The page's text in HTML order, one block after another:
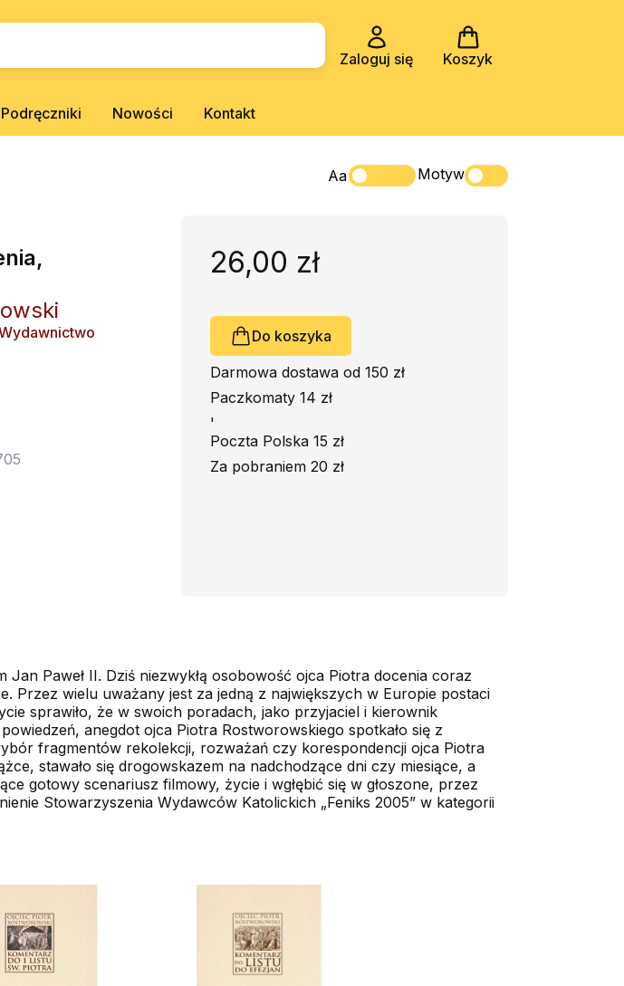
Zaloguj się Koszyk
Podręczniki Nowości Kontakt
Aa Motyw
26,00 zł
Do koszyka
Darmowa dostawa od 150 zł
Paczkomaty 14 zł
'
Poczta Polska 15 zł
Za pobraniem 20 zł
Jan Paweł II. Dziś niezwykłą osobowość ojca Piotra docenia coraz
Przez wielu uważany jest za jedną z największych w Europie postaci
sprawiło, że w swoich poradach, jako przyjaciel i kierownik
anegdot ojca Piotra Rostworowskiego spotkało się z
fragmentów rekolekcji, rozważań czy korespondencji ojca Piotra
stawało się drogowskazem na nadchodzące dni czy miesiące, a
gotowy scenariusz filmowy, życie i wgłębić się w głoszone, przez
Stowarzyszenia Wydawców Katolickich „Feniks 2005” w kategorii